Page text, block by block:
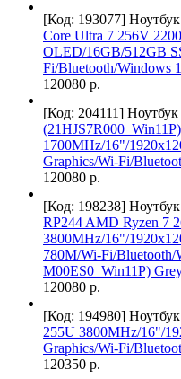
[Код: 193077] Ноутбук
Core Ultra 7 256V
OLED/16GB/512GB
Fi/Bluetooth/Windows
120080 р.
[Код: 204111] Ноутбук
1700MHz/16"/
Graphics/Wi-Fi/
120080 р.
[Код: 198238] Ноутбук
RP244 AMD Ryzen 7
3800MHz/16"/
780M/Wi-Fi/Bluetooth/
M00ES0_Win11P)
120080 р.
[Код: 194980] Ноутбук
255U 3800MHz/16"/
Graphics/Wi-Fi/
120350 р.